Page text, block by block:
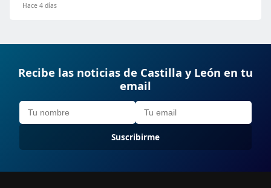
Hace 4 días
Recibe las noticias de Castilla y León en tu
email
Suscribirme